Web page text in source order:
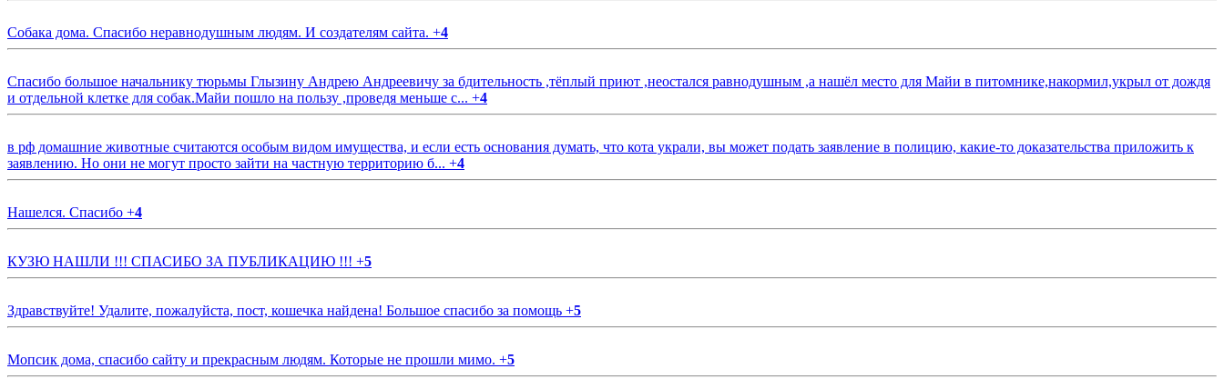
Собака дома. Спасибо неравнодушным людям. И создателям сайта. +4
Спасибо большое начальнику тюрьмы Глызину Андрею Андреевичу за бдительность ,тёплый приют ,неостался равнодушным ,а нашёл место для Майи в питомнике,накормил,укрыл от дождя
и отдельной клетке для собак.Майи пошло на пользу ,проведя меньше с... +4
в рф домашние животные считаются особым видом имущества, и если есть основания думать, что кота украли, вы может подать заявление в полицию, какие-то доказательства приложить к
заявлению. Но они не могут просто зайти на частную территорию б... +4
Нашелся. Спасибо +4
КУЗЮ НАШЛИ !!! СПАСИБО ЗА ПУБЛИКАЦИЮ !!! +5
Здравствуйте! Удалите, пожалуйста, пост, кошечка найдена! Большое спасибо за помощь +5
Мопсик дома, спасибо сайту и прекрасным людям. Которые не прошли мимо. +5